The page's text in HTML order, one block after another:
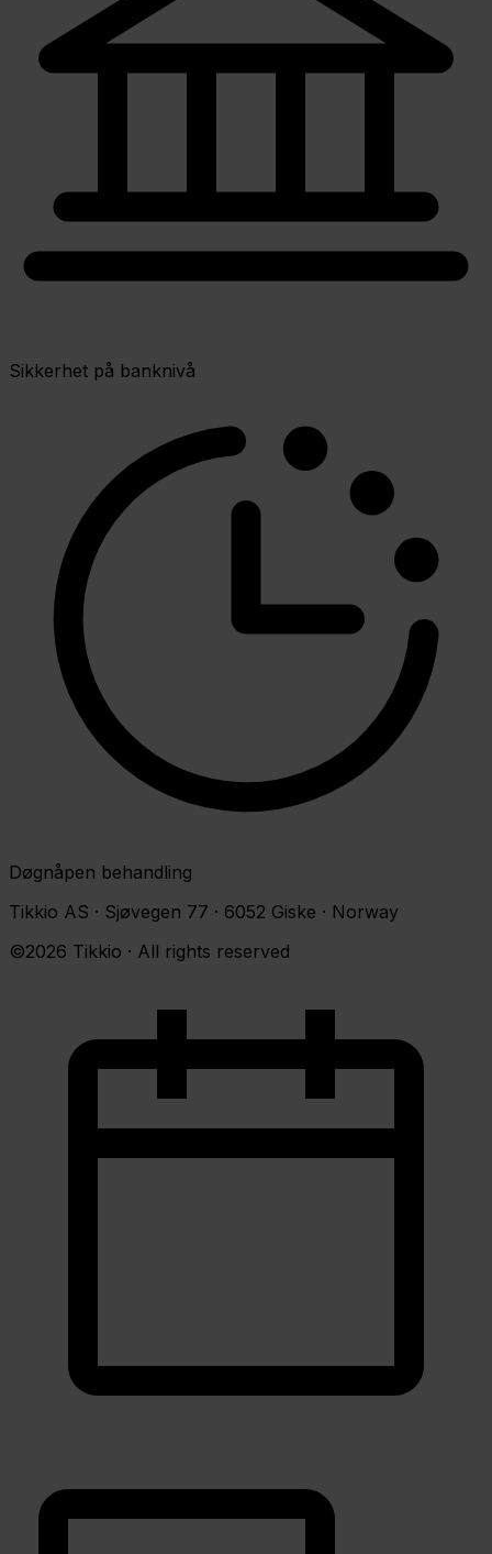
Sikkerhet på banknivå
Døgnåpen behandling
Tikkio AS · Sjøvegen 77 · 6052 Giske · Norway
©2026 Tikkio · All rights reserved